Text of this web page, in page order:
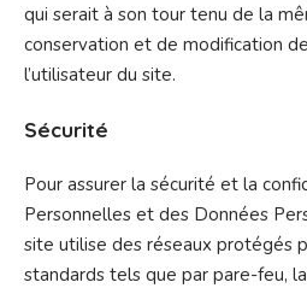
qui serait à son tour tenu de la
conservation et de modification
l’utilisateur du site.
Sécurité
Pour assurer la sécurité et la
Personnelles et des Données
site utilise des réseaux protégés
standards tels que par pare-feu,